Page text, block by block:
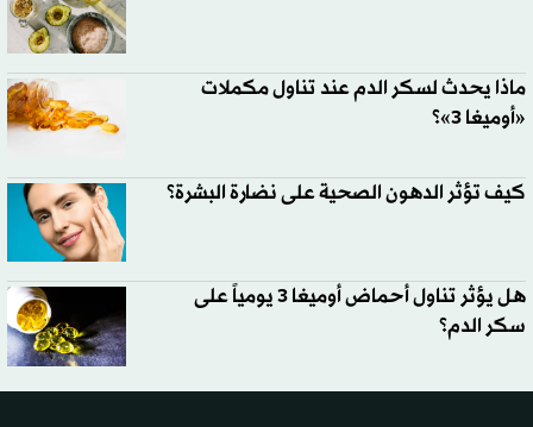
ماذا يحدث لسكر الدم عند تناول مكملات
«أوميغا 3»؟
كيف تؤثر الدهون الصحية على نضارة البشرة؟
هل يؤثر تناول أحماض أوميغا 3 يومياً على
سكر الدم؟